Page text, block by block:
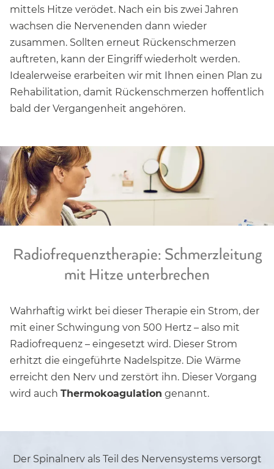
mittels Hitze verödet. Nach ein bis zwei Jahren
wachsen die Nervenenden dann wieder
zusammen. Sollten erneut Rückenschmerzen
auftreten, kann der Eingriff wiederholt werden.
Idealerweise erarbeiten wir mit Ihnen einen Plan zu
Rehabilitation, damit Rückenschmerzen hoffentlich
bald der Vergangenheit angehören.
Radiofrequenztherapie: Schmerzleitung
mit Hitze unterbrechen
Wahrhaftig wirkt bei dieser Therapie ein Strom, der
mit einer Schwingung von 500 Hertz – also mit
Radiofrequenz – eingesetzt wird. Dieser Strom
erhitzt die eingeführte Nadelspitze. Die Wärme
erreicht den Nerv und zerstört ihn. Dieser Vorgang
wird auch Thermokoagulation genannt.
Der Spinalnerv als Teil des Nervensystems versorgt